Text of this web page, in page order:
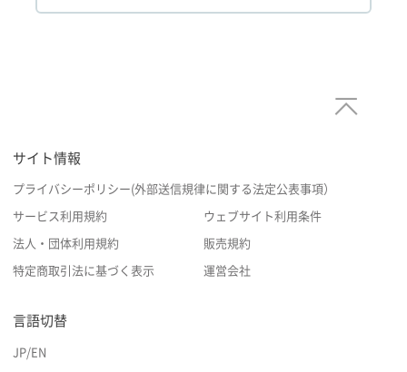
サイト情報
プライバシーポリシー(外部送信規律に関する法定公表事項）
サービス利用規約 ウェブサイト利用条件
法人・団体利用規約 販売規約
特定商取引法に基づく表示 運営会社
言語切替
JP/EN